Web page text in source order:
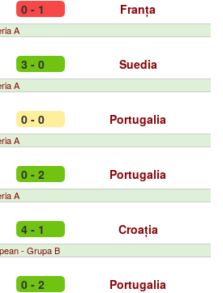
0 - 1 Franța
A
3 - 0 Suedia
A
0 - 0 Portugalia
A
0 - 2 Portugalia
A
4 - 1 Croația
- Grupa B
0 - 2 Portugalia